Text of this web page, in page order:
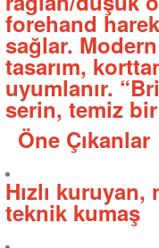
forehand
sağlar.
tasarım,
uyumlanır.
serin, temiz
Öne Çıkanlar
Hızlı kuruyan,
teknik kumaş